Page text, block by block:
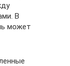
В
может